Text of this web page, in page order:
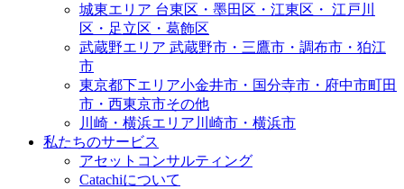
城東エリア 台東区・墨田区・江東区・ 江戸川
区・足立区・葛飾区
武蔵野エリア 武蔵野市・三鷹市・調布市・ 狛江
市
東京都下エリア小金井市・国分寺市・府中市町田
市・西東京市その他
川崎・横浜エリア 川崎市・横浜市
私たちのサービス
アセットコンサルティング
Catachiについて